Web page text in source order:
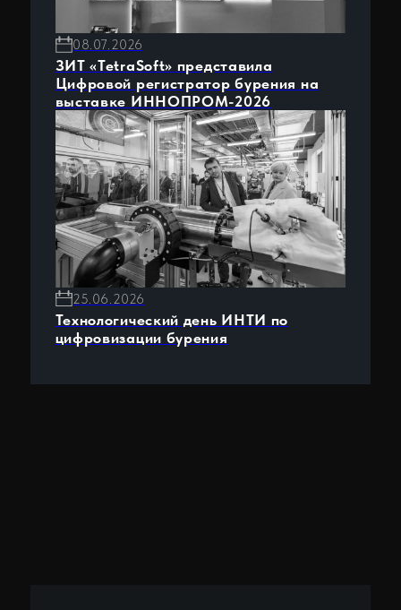
Политика обработки персональных данных
2026ООО «ТетраСофт»
Дизайнер сайта:Елена Кулиева